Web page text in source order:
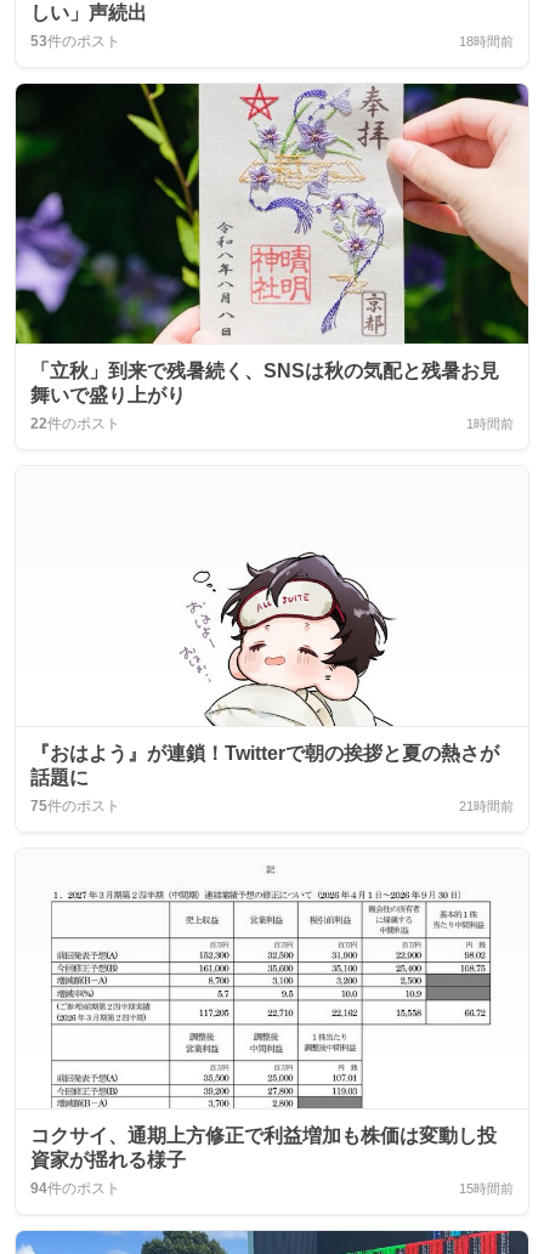
しい」声続出
53件のポスト 18時間前
「立秋」到来で残暑続く、SNSは秋の気配と残暑お見
舞いで盛り上がり
22件のポスト 1時間前
『おはよう』が連鎖！Twitterで朝の挨拶と夏の熱さが
話題に
75件のポスト 21時間前
コクサイ、通期上方修正で利益増加も株価は変動し投
資家が揺れる様子
94件のポスト 15時間前